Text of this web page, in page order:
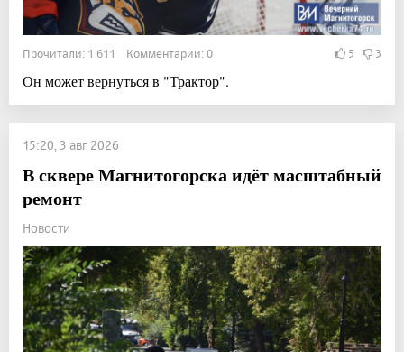
Прочитали: 1 611 Комментарии: 0 5 3
Он может вернуться в "Трактор".
15:20, 3 авг 2026
В сквере Магнитогорска идёт масштабный
ремонт
Новости